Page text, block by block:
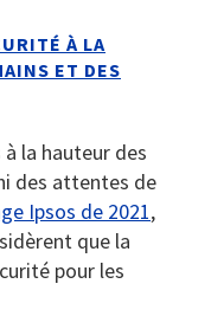
À LA
ET DES
la hauteur des
des attentes de
Ipsos de 2021,
que la
pour les